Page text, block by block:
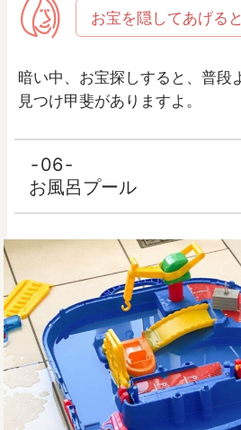
お宝を隠してあげる
暗い中、お宝探しすると、普段
見つけ甲斐がありますよ。
06
お風呂プール